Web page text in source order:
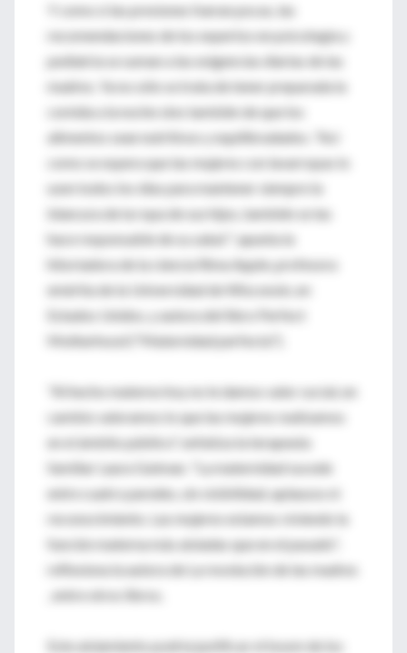
Y como si las presiones fueran pocas, las
recomendaciones de los expertos en psicología y
pediatría se suman a las exigencias diarias de las
madres. Ya no sólo se trata de tener preparada la
comida a la noche sino también de que los
alimentos sean nutritivos y equilibradados. "Así
como se espera que las mujeres con lavarropas lo
usen todos los días para mantener siempre la
blancura de la ropa de sus hijos, también se las
hace responsable de su salud ", apunta la
hitoriadora de la ciencia Rima Apple, profesora
emérita de la Universidad de Wisconsin, en
Estados Unidos, y autora del libro Perfect
Motherhood ("Maternidad perfecta").
"Al hecho materno hoy no le damos valor social, en
cambio valoramos lo que las mujeres realizamos
en el ámbito público", enfatiza la terapeuta
familiar Laura Gutman. "La maternidad sucede
entre cuatro paredes, sin visibilidad, aplausos ni
reconocimiento. Las mujeres estamos viviendo la
función materna más aisladas que en el pasado",
reflexiona la autora de La revolución de las madres
, entre otros libros.
Este aislamiento podría justificar el boom de los